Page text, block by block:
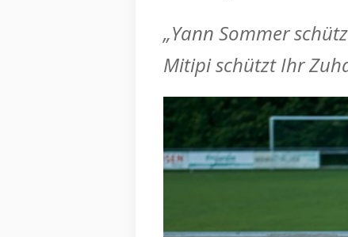
„Yann Sommer
Mitipi schützt Ihr